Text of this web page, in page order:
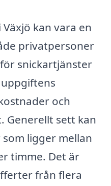
kan vara en
privatpersoner
snickartjänster
och
Generellt sett kan
ligger mellan
timme. Det är
från flera